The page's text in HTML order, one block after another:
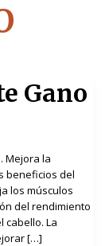
Gano
Mejora la
beneficios del
los músculos
del rendimiento
cabello. La
[…]